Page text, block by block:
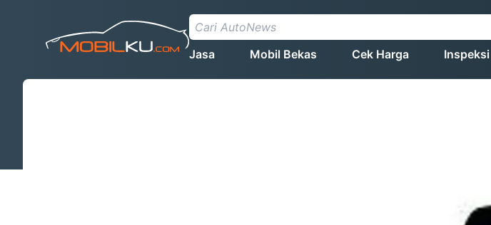
Jasa Mobil Bekas Cek Harga Inspeksi